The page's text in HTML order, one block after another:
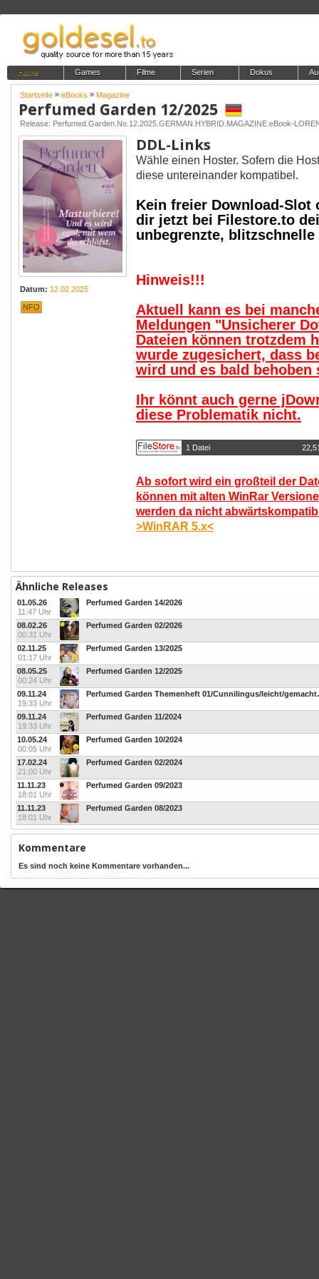
Home Games Filme Serien Dokus
Startseite » eBooks » Magazine
Perfumed Garden 12/2025
Release: Perfumed.Garden.No.12.2025.GERMAN.HYBRID.MAGAZINE.eBook-
Datum: 12.02.2025
NFO
DDL-Links
Wähle einen Hoster. Sofern die
diese untereinander kompatibel.
Kein freier Download-Slot
dir jetzt bei Filestore.to
unbegrenzte,
Hinweis!!!
Aktuell kann es bei
Meldungen "Unsicherer
Dateien können trotzdem
wurde zugesichert, dass
wird und es bald behoben
Ihr könnt auch gerne
diese Problematik nicht.
1 Datei
Ab sofort wird ein großteil der
können mit alten WinRar
werden da nicht
>WinRAR 5.x<
Ähnliche Releases
01.05.26
11:47 Uhr
Perfumed Garden 14/2026
08.02.26
00:31 Uhr
Perfumed Garden 02/2026
02.11.25
01:17 Uhr
Perfumed Garden 13/2025
08.05.25
00:24 Uhr
Perfumed Garden 12/2025
09.11.24
19:33 Uhr
Perfumed
09.11.24
19:33 Uhr
Perfumed Garden 11/2024
10.05.24
00:05 Uhr
Perfumed Garden 10/2024
17.02.24
21:00 Uhr
Perfumed Garden 02/2024
11.11.23
18:01 Uhr
Perfumed Garden 09/2023
11.11.23
18:01 Uhr
Perfumed Garden 08/2023
Kommentare
Es sind noch keine Kommentare vorhanden...